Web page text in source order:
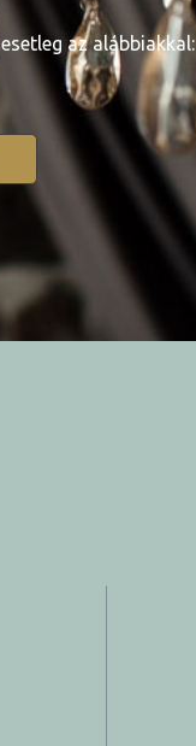
az alábbiakkal: